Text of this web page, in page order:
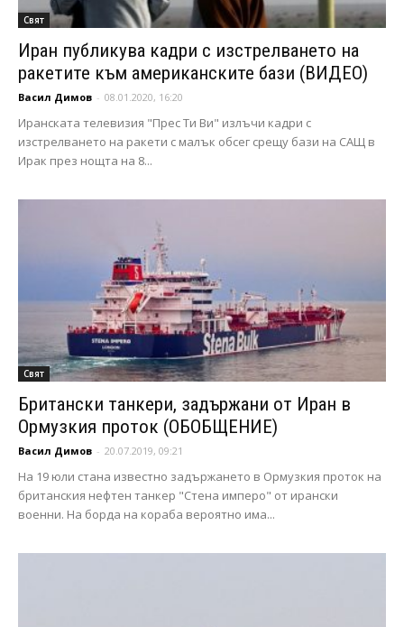
Свят
Иран публикува кадри с изстрелването на
ракетите към американските бази (ВИДЕО)
Васил Димов - 08.01.2020, 16:20
Иранската телевизия "Прес Ти Ви" излъчи кадри с
изстрелването на ракети с малък обсег срещу бази на САЩ в
Ирак през нощта на 8...
Свят
Британски танкери, задържани от Иран в
Ормузкия проток (ОБОБЩЕНИЕ)
Васил Димов - 20.07.2019, 09:21
На 19 юли стана известно задържането в Ормузкия проток на
британския нефтен танкер "Стена имперо" от ирански
военни. На борда на кораба вероятно има...